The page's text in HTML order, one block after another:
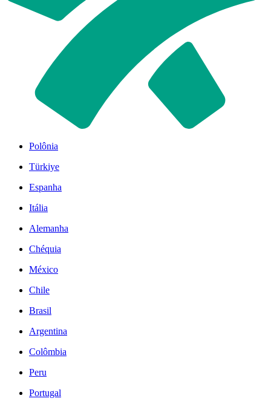
Polônia
Türkiye
Espanha
Itália
Alemanha
Chéquia
México
Chile
Brasil
Argentina
Colômbia
Peru
Portugal